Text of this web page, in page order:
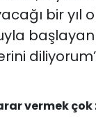
bir yıl
vermek çok